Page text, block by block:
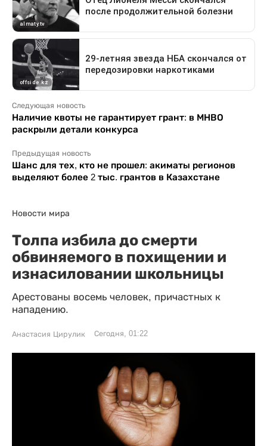
Следующая новость
Наличие квоты не гарантирует грант: в МНВО
раскрыли детали конкурса
Предыдущая новость
Шанс для тех, кто не прошел: акиматы регионов
выделяют более 2 тыс. грантов в Казахстане
Новости мира
Толпа избила до смерти
обвиняемого в похищении и
изнасиловании школьницы
Арестованы восемь человек, причастных к
нападению.
Анастасия Цирулик Сегодня, 01:22